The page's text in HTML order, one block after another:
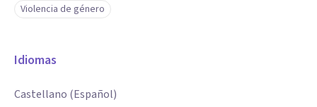
Violencia de género
Idiomas
Castellano (Español)